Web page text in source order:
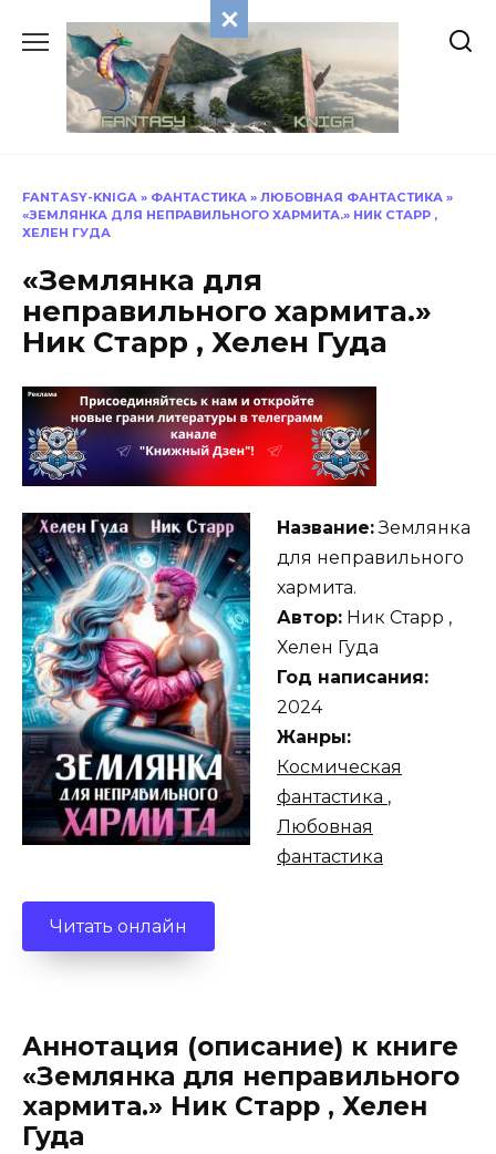
содержанию
FANTASY-KNIGA » ФАНТАСТИКА » ЛЮБОВНАЯ ФАНТАСТИКА »
«ЗЕМЛЯНКА ДЛЯ НЕПРАВИЛЬНОГО ХАРМИТА.» НИК СТАРР ,
ХЕЛЕН ГУДА
«Землянка для
неправильного хармита.»
Ник Старр , Хелен Гуда
Название:Землянка
для неправильного
хармита.
Автор: Ник Старр ,
Хелен Гуда
Год написания:
2024
Жанры:
Космическая
фантастика ,
Любовная
фантастика
Читать онлайн
Аннотация (описание) к книге
«Землянка для неправильного
хармита.» Ник Старр , Хелен
Гуда